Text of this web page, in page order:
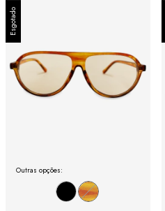
Esgotado
Outras opções: